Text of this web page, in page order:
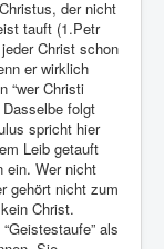
der nicht
tauft (1.Petr
Christ schon
er wirklich
“wer Christi
folgt
spricht hier
Leib getauft
ein. Wer nicht
gehört nicht zum
Christ.
als